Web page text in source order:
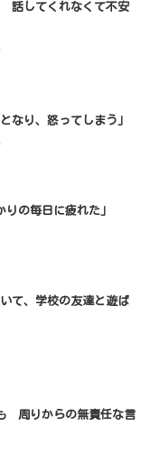
話してくれなくて不安
なり、怒ってしまう」
りの毎日に疲れた」
て、学校の友達と遊ば
周りからの無責任な言